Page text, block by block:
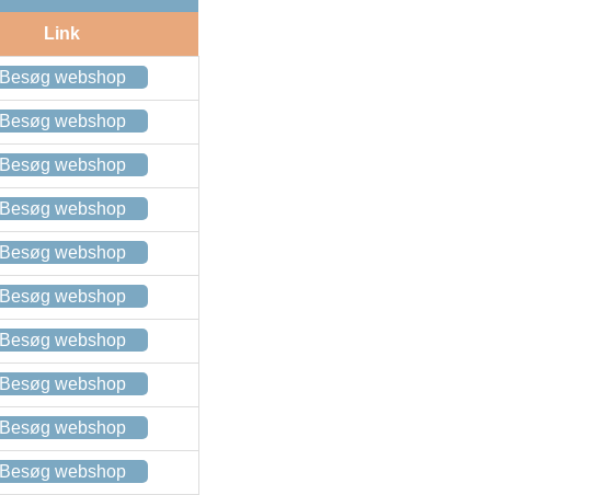
Link
Besøg webshop
Besøg webshop
Besøg webshop
Besøg webshop
Besøg webshop
Besøg webshop
Besøg webshop
Besøg webshop
Besøg webshop
Besøg webshop